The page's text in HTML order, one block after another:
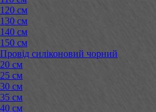
120 см
130 см
140 см
150 см
Провід силіконовий чорний
20 см
25 см
30 см
35 см
40 см